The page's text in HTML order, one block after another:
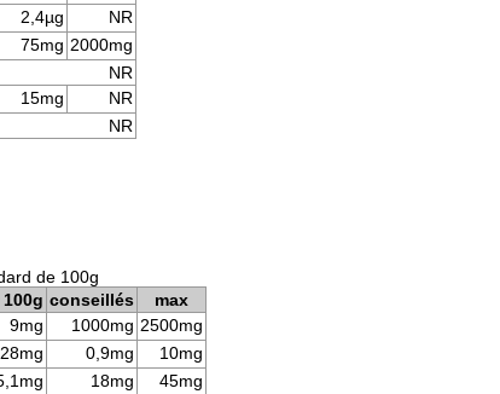
2,4µg
NR
75mg 2000mg
NR
15mg
NR
NR
de 100g
conseillés
max
9mg 1000mg 2500mg
0,9mg
10mg
18mg
45mg